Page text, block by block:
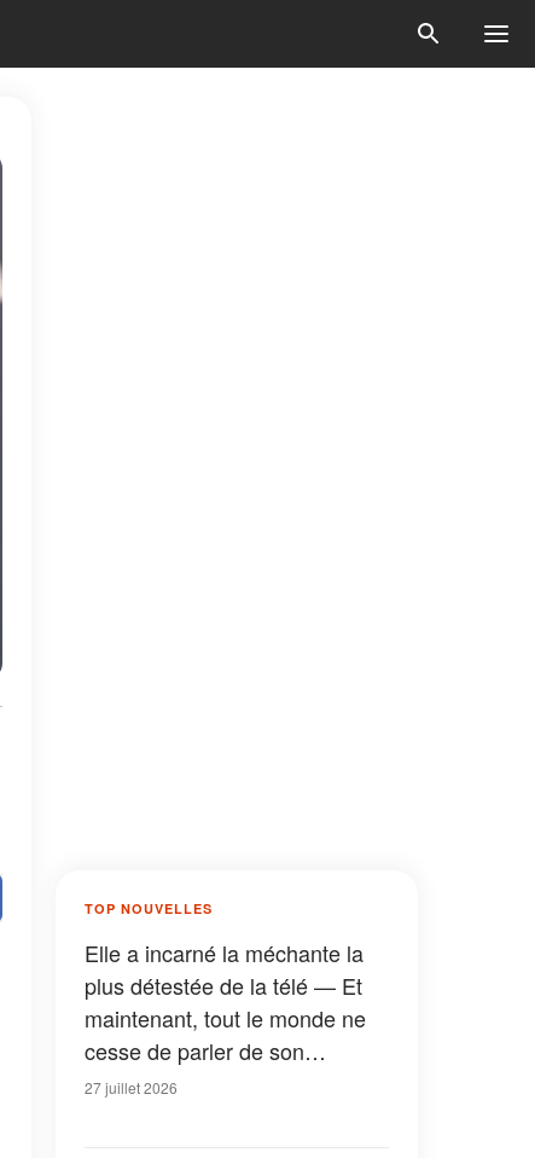
TOP NOUVELLES
Elle a incarné la méchante la
plus détestée de la télé — Et
maintenant, tout le monde ne
cesse de parler de son
apparition dans la nouvelle
27 juillet 2026